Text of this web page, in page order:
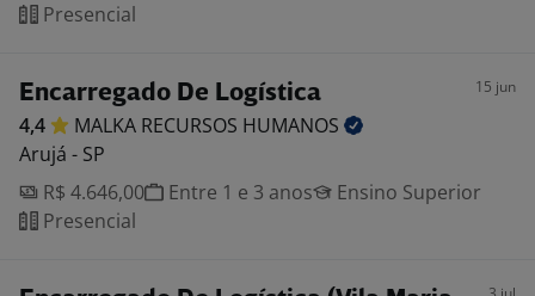
Presencial
Encarregado De Logística 15 jun
4,4 MALKA RECURSOS HUMANOS
Arujá - SP
R$ 4.646,00
Entre 1 e 3 anos
Ensino Superior
Presencial